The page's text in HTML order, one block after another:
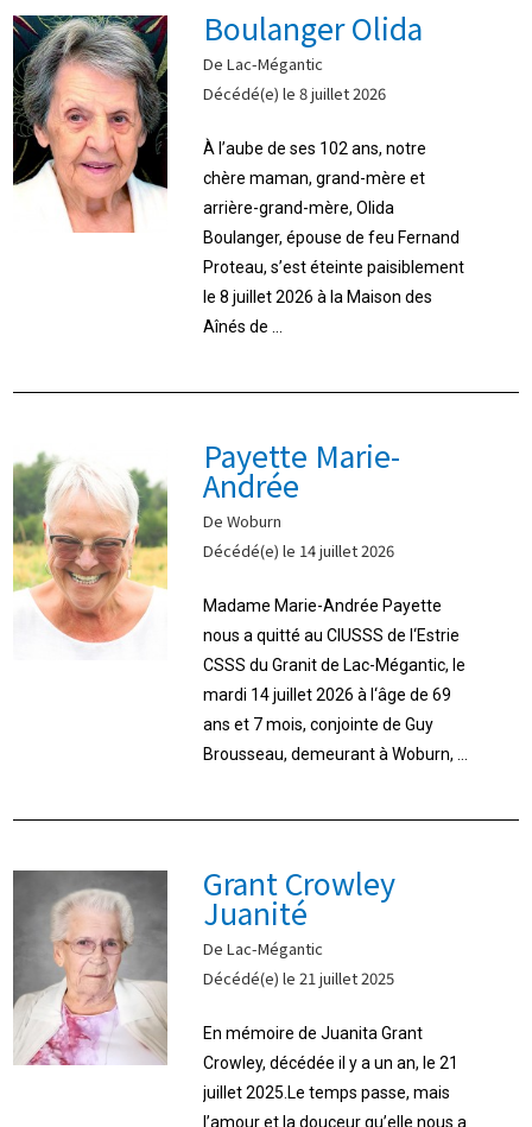
Boulanger Olida
De Lac-Mégantic
Décédé(e) le 8 juillet 2026
À l’aube de ses 102 ans, notre
chère maman, grand-mère et
arrière-grand-mère, Olida
Boulanger, épouse de feu Fernand
Proteau, s’est éteinte paisiblement
le 8 juillet 2026 à la Maison des
Aînés de ...
Payette Marie-
Andrée
De Woburn
Décédé(e) le 14 juillet 2026
Madame Marie-Andrée Payette
nous a quitté au CIUSSS de l‘Estrie
CSSS du Granit de Lac-Mégantic, le
mardi 14 juillet 2026 à l‘âge de 69
ans et 7 mois, conjointe de Guy
Brousseau, demeurant à Woburn, ...
Grant Crowley
Juanité
De Lac-Mégantic
Décédé(e) le 21 juillet 2025
En mémoire de Juanita Grant
Crowley, décédée il y a un an, le 21
juillet 2025.Le temps passe, mais
l’amour et la douceur qu’elle nous a